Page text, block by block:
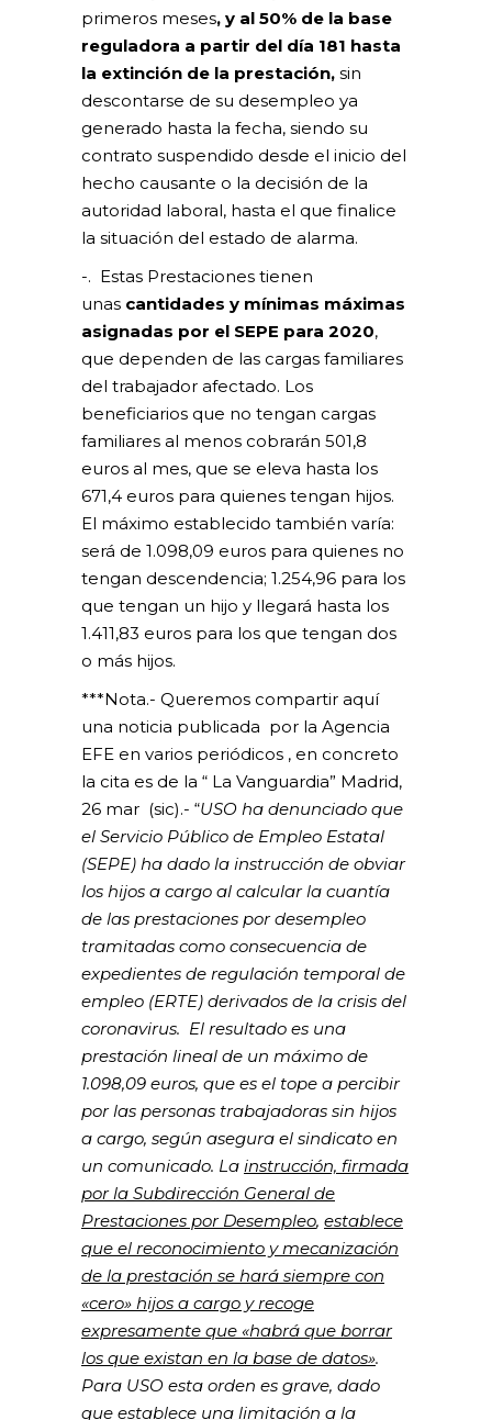
primeros meses, y al 50% de la base
reguladora a partir del día 181 hasta
la extinción de la prestación, sin
descontarse de su desempleo ya
generado hasta la fecha, siendo su
contrato suspendido desde el inicio del
hecho causante o la decisión de la
autoridad laboral, hasta el que finalice
la situación del estado de alarma.
-. Estas Prestaciones tienen
unas cantidades y mínimas máximas
asignadas por el SEPE para 2020,
que dependen de las cargas familiares
del trabajador afectado. Los
beneficiarios que no tengan cargas
familiares al menos cobrarán 501,8
euros al mes, que se eleva hasta los
671,4 euros para quienes tengan hijos.
El máximo establecido también varía:
será de 1.098,09 euros para quienes no
tengan descendencia; 1.254,96 para los
que tengan un hijo y llegará hasta los
1.411,83 euros para los que tengan dos
o más hijos.
***Nota.- Queremos compartir aquí
una noticia publicada por la Agencia
EFE en varios periódicos , en concreto
la cita es de la “ La Vanguardia” Madrid,
26 mar (sic).- “USO ha denunciado que
el Servicio Público de Empleo Estatal
(SEPE) ha dado la instrucción de obviar
los hijos a cargo al calcular la cuantía
de las prestaciones por desempleo
tramitadas como consecuencia de
expedientes de regulación temporal de
empleo (ERTE) derivados de la crisis del
coronavirus. El resultado es una
prestación lineal de un máximo de
1.098,09 euros, que es el tope a percibir
por las personas trabajadoras sin hijos
a cargo, según asegura el sindicato en
un comunicado. La instrucción, firmada
por la Subdirección General de
Prestaciones por Desempleo, establece
que el reconocimiento y mecanización
de la prestación se hará siempre con
«cero» hijos a cargo y recoge
expresamente que «habrá que borrar
los que existan en la base de datos».
Para USO esta orden es grave, dado
que establece una limitación a la